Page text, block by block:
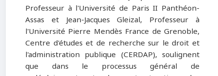
Professeur à l'Université de Paris II Panthéon-
Assas et Jean-Jacques Gleizal, Professeur à
l'Université Pierre Mendès France de Grenoble,
Centre d'études et de recherche sur le droit et
l'administration publique (CERDAP), soulignent
que dans le processus général de